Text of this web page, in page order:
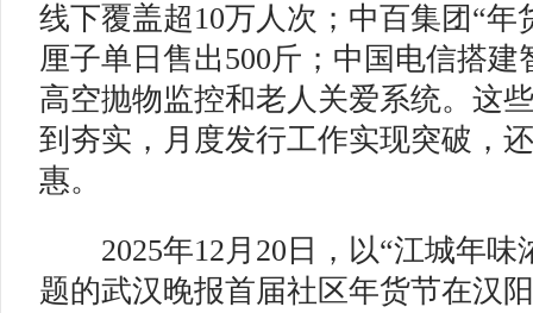
线下覆盖超10万人次；中百集团“年
厘子单日售出500斤；中国电信搭
高空抛物监控和老人关爱系统。这
到夯实，月度发行工作实现突破，
惠。
2025年12月20日，以“江城年味
题的武汉晚报首届社区年货节在汉